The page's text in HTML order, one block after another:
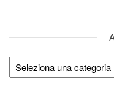
Argomenti